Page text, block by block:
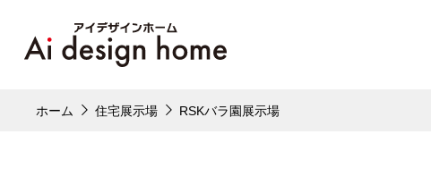
ホーム 住宅展示場 RSKバラ園展示場